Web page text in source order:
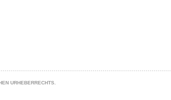
URHEBERRECHTS.